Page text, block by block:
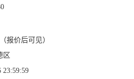
（报价后可见）
区
23:59:59